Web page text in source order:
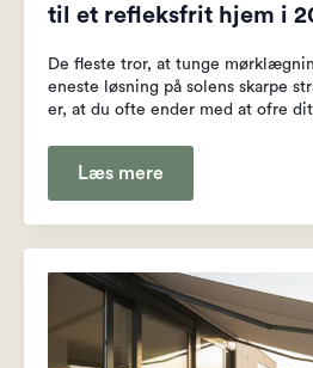
til et refleksfrit hjem i
De fleste tror, at tunge
eneste løsning på solens skarpe
er, at du ofte ender med at ofre
Læs mere